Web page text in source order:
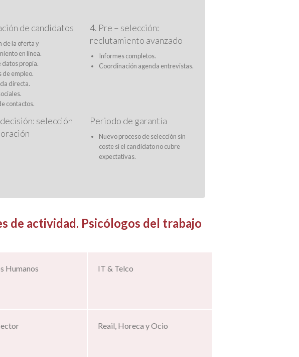
de candidatos
de la oferta y
en línea.
datos propia.
de empleo.
directa.
contactos.
4. Pre – selección:
reclutamiento avanzado
Informes completos.
Coordinación agenda entrevistas.
decisión: selección
Periodo de garantía
Nuevo proceso de selección sin
coste si el candidato no cubre
expectativas.
de actividad. Psicólogos del trabajo
Humanos IT & Telco
Reail, Horeca y Ocio